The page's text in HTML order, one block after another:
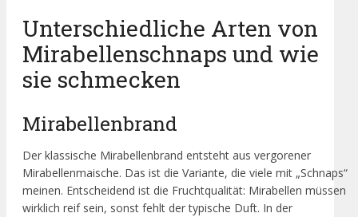
Unterschiedliche Arten von
Mirabellenschnaps und wie
sie schmecken
Mirabellenbrand
Der klassische Mirabellenbrand entsteht aus vergorener
Mirabellenmaische. Das ist die Variante, die viele mit „Schnaps“
meinen. Entscheidend ist die Fruchtqualität: Mirabellen müssen
wirklich reif sein, sonst fehlt der typische Duft. In der